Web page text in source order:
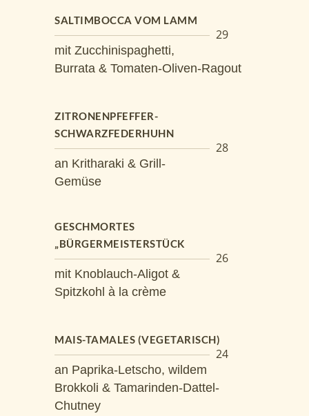
SALTIMBOCCA VOM LAMM
29
mit Zucchinispaghetti,
Burrata & Tomaten-Oliven-Ragout
ZITRONENPFEFFER-
SCHWARZFEDERHUHN
28
an Kritharaki & Grill-
Gemüse
GESCHMORTES
„BÜRGERMEISTERSTÜCK
26
mit Knoblauch-Aligot &
Spitzkohl à la crème
MAIS-TAMALES (VEGETARISCH)
24
an Paprika-Letscho, wildem
Brokkoli & Tamarinden-Dattel-
Chutney